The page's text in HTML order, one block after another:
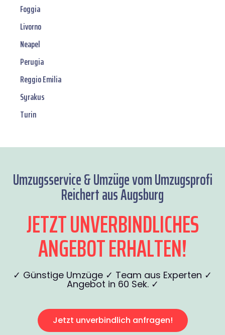
Foggia
Livorno
Neapel
Perugia
Reggio Emilia
Syrakus
Turin
Umzugsservice & Umzüge vom Umzugsprofi
Reichert aus Augsburg
JETZT UNVERBINDLICHES
ANGEBOT ERHALTEN!
✓ Günstige Umzüge ✓ Team aus Experten ✓
Angebot in 60 Sek. ✓
Jetzt unverbindlich anfragen!